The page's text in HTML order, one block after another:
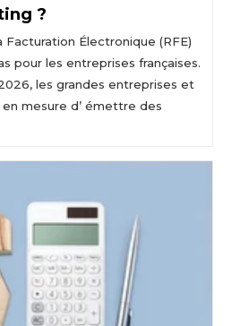
?
Facturation Électronique (RFE)
pour les entreprises françaises.
les grandes entreprises et
mesure d’ émettre des